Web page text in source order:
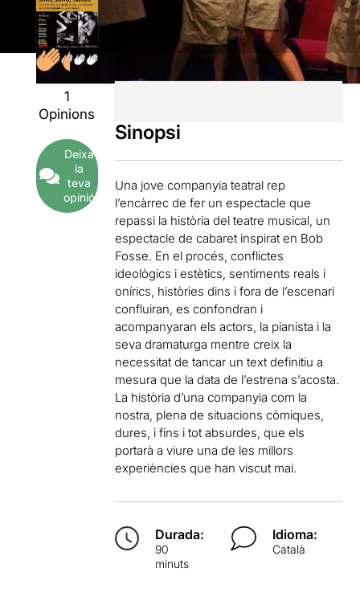
1
Opinions
Deixa
la
teva
opinió
Sinopsi
Una jove companyia teatral rep
l’encàrrec de fer un espectacle que
repassi la història del teatre musical, un
espectacle de cabaret inspirat en Bob
Fosse. En el procés, conflictes
ideològics i estètics, sentiments reals i
onírics, històries dins i fora de l’escenari
confluiran, es confondran i
acompanyaran els actors, la pianista i la
seva dramaturga mentre creix la
necessitat de tancar un text definitiu a
mesura que la data de l’estrena s’acosta.
La història d’una companyia com la
nostra, plena de situacions còmiques,
dures, i fins i tot absurdes, que els
portarà a viure una de les millors
experiències que han viscut mai.
Durada:
90
minuts
Idioma:
Català